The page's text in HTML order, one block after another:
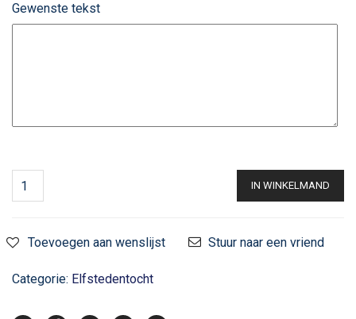
Gewenste tekst
IN WINKELMAND
Toevoegen aan wenslijst Stuur naar een vriend
Categorie: Elfstedentocht